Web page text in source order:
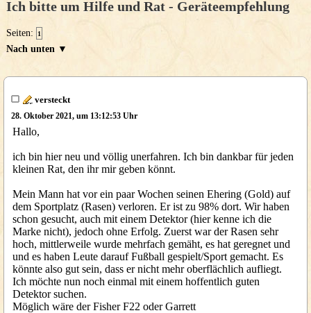
Ich bitte um Hilfe und Rat - Geräteempfehlung
Seiten: 1
Nach unten ▼
versteckt
28. Oktober 2021, um 13:12:53 Uhr
Hallo,
ich bin hier neu und völlig unerfahren. Ich bin dankbar für jeden
kleinen Rat, den ihr mir geben könnt.
Mein Mann hat vor ein paar Wochen seinen Ehering (Gold) auf
dem Sportplatz (Rasen) verloren. Er ist zu 98% dort. Wir haben
schon gesucht, auch mit einem Detektor (hier kenne ich die
Marke nicht), jedoch ohne Erfolg. Zuerst war der Rasen sehr
hoch, mittlerweile wurde mehrfach gemäht, es hat geregnet und
und es haben Leute darauf Fußball gespielt/Sport gemacht. Es
könnte also gut sein, dass er nicht mehr oberflächlich aufliegt.
Ich möchte nun noch einmal mit einem hoffentlich guten
Detektor suchen.
Möglich wäre der Fisher F22 oder Garrett